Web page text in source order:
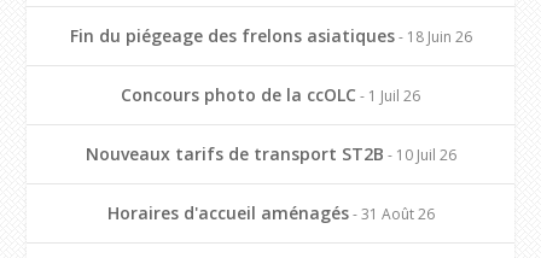
Fin du piégeage des frelons asiatiques- 18 Juin 26
Concours photo de la ccOLC - 1 Juil 26
Nouveaux tarifs de transport ST2B - 10 Juil 26
Horaires d'accueil aménagés- 31 Août 26